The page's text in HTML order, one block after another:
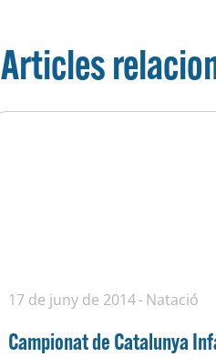
Articles
17 de juny de 2014 Natació
Campionat de Catalunya